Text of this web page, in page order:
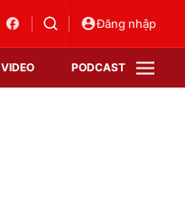
Đăng nhập
VIDEO PODCAST